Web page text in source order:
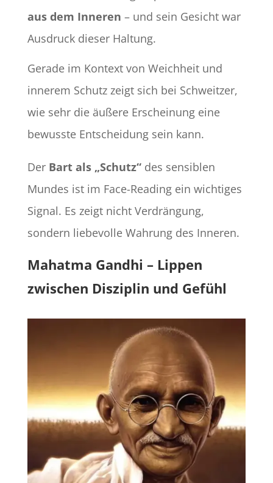
aus dem Inneren – und sein Gesicht war
Ausdruck dieser Haltung.
Gerade im Kontext von Weichheit und
innerem Schutz zeigt sich bei Schweitzer,
wie sehr die äußere Erscheinung eine
bewusste Entscheidung sein kann.
Der Bart als „Schutz“des sensiblen
Mundes ist im Face-Reading ein wichtiges
Signal. Es zeigt nicht Verdrängung,
sondern liebevolle Wahrung des Inneren.
Mahatma Gandhi – Lippen
zwischen Disziplin und Gefühl